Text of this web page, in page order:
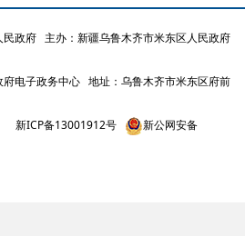
民政府 主办：新疆乌鲁木齐市米东区人民政府
电子政务中心 地址：乌鲁木齐市米东区府前
新ICP备13001912号
新公网安备